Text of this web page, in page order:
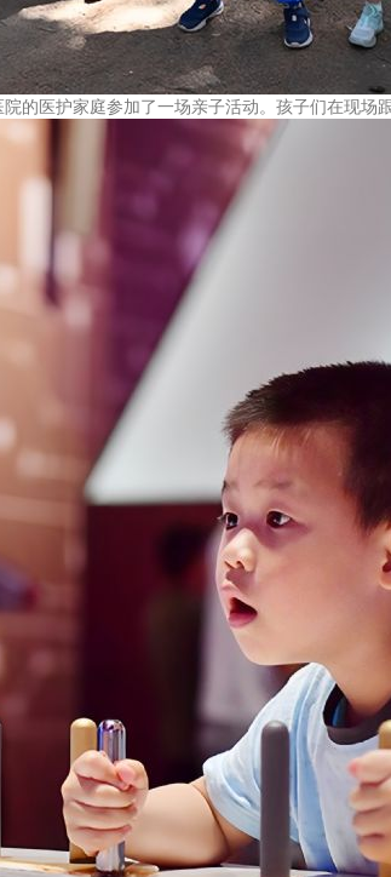
的医护家庭参加了一场亲子活动。孩子们在现场